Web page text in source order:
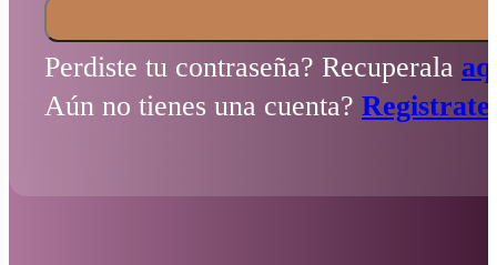
Perdiste tu contraseña? Recuperala
Aún no tienes una cuenta?